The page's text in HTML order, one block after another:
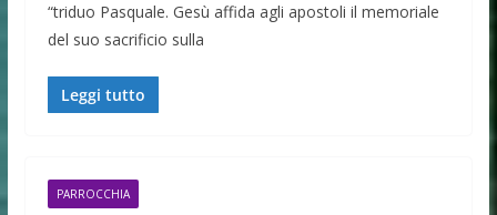
“triduo Pasquale. Gesù affida agli apostoli il memoriale
del suo sacrificio sulla
Leggi tutto
PARROCCHIA